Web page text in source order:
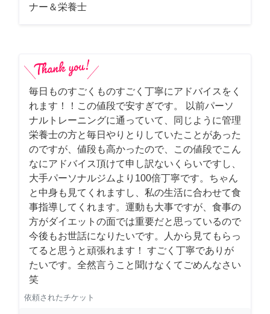
ナー＆栄養士
毎日ものすごくものすごく丁寧にアドバイスをく
れます！！この値段で安すぎです。 以前パーソ
ナルトレーニングに通っていて、同じように管理
栄養士の方と毎日やりとりしていたことがあった
のですが、値段も高かったので、この値段でこん
なにアドバイス頂けて申し訳ないくらいですし、
大手パーソナルジムより100倍丁寧です。ちゃん
と中身も見てくれますし、私の生活に合わせて食
事指導してくれます。運動も大事ですが、食事の
方がダイエットの面では重要だと思っているので
今後もお世話になりたいです。人から見てもらっ
てると思うと頑張れます！ すごく丁寧でありが
たいです。全然言うこと聞けなくてごめんなさい
笑
依頼されたチケット